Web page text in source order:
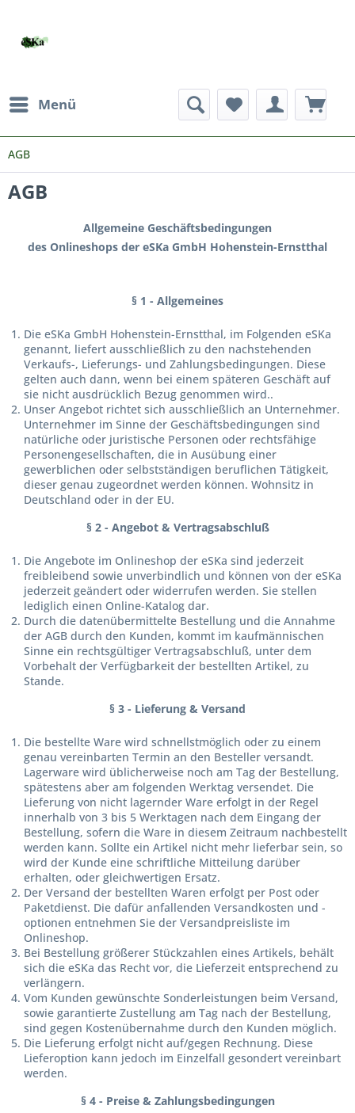
Menü
AGB
AGB
Allgemeine Geschäftsbedingungen
des Onlineshops der eSKa GmbH Hohenstein-Ernstthal
§ 1 - Allgemeines
Die eSKa GmbH Hohenstein-Ernstthal, im Folgenden eSKa
genannt, liefert ausschließlich zu den nachstehenden
Verkaufs-, Lieferungs- und Zahlungsbedingungen. Diese
gelten auch dann, wenn bei einem späteren Geschäft auf
sie nicht ausdrücklich Bezug genommen wird..
Unser Angebot richtet sich ausschließlich an Unternehmer.
Unternehmer im Sinne der Geschäftsbedingungen sind
natürliche oder juristische Personen oder rechtsfähige
Personengesellschaften, die in Ausübung einer
gewerblichen oder selbstständigen beruflichen Tätigkeit,
dieser genau zugeordnet werden können. Wohnsitz in
Deutschland oder in der EU.
§ 2 - Angebot & Vertragsabschluß
Die Angebote im Onlineshop der eSKa sind jederzeit
freibleibend sowie unverbindlich und können von der eSKa
jederzeit geändert oder widerrufen werden. Sie stellen
lediglich einen Online-Katalog dar.
Durch die datenübermittelte Bestellung und die Annahme
der AGB durch den Kunden, kommt im kaufmännischen
Sinne ein rechtsgültiger Vertragsabschluß, unter dem
Vorbehalt der Verfügbarkeit der bestellten Artikel, zu
Stande.
§ 3 - Lieferung & Versand
Die bestellte Ware wird schnellstmöglich oder zu einem
genau vereinbarten Termin an den Besteller versandt.
Lagerware wird üblicherweise noch am Tag der Bestellung,
spätestens aber am folgenden Werktag versendet. Die
Lieferung von nicht lagernder Ware erfolgt in der Regel
innerhalb von 3 bis 5 Werktagen nach dem Eingang der
Bestellung, sofern die Ware in diesem Zeitraum nachbestellt
werden kann. Sollte ein Artikel nicht mehr lieferbar sein, so
wird der Kunde eine schriftliche Mitteilung darüber
erhalten, oder gleichwertigen Ersatz.
Der Versand der bestellten Waren erfolgt per Post oder
Paketdienst. Die dafür anfallenden Versandkosten und -
optionen entnehmen Sie der Versandpreisliste im
Onlineshop.
Bei Bestellung größerer Stückzahlen eines Artikels, behält
sich die eSKa das Recht vor, die Lieferzeit entsprechend zu
verlängern.
Vom Kunden gewünschte Sonderleistungen beim Versand,
sowie garantierte Zustellung am Tag nach der Bestellung,
sind gegen Kostenübernahme durch den Kunden möglich.
Die Lieferung erfolgt nicht auf/gegen Rechnung. Diese
Lieferoption kann jedoch im Einzelfall gesondert vereinbart
werden.
§ 4 - Preise & Zahlungsbedingungen